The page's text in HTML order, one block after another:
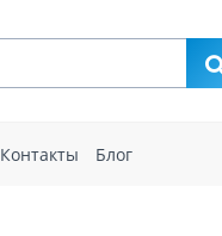
Контакты Блог